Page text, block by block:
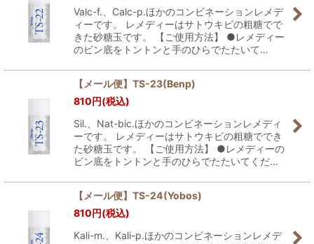
Valc-f.、Calc-p.ほかのコンビネーションレメデ
ィーです。 レメディーはサトウキビの粗糖でで
きた砂糖玉です。 【ご使用方法】 ●レメディー
のビン底をトントンと手のひらでたたいて…
【メール便】TS-23(Benp)
810円(税込)
Sil.、Nat-bic.ほかのコンビネーションレメディ
ーです。 レメディーはサトウキビの粗糖ででき
た砂糖玉です。 【ご使用方法】 ●レメディーの
ビン底をトントンと手のひらでたたいてくだ…
【メール便】TS-24(Yobos)
810円(税込)
Kali-m.、Kali-p.ほかのコンビネーションレメデ